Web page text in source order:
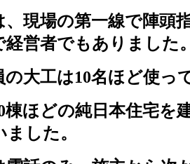
、現場の第一線で陣頭
経営者でもありました
の大工は10名ほど使っ
棟ほどの純日本住宅を
ました。